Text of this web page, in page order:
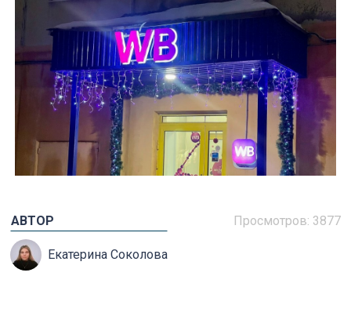
Просмотров: 3877
АВТОР
Екатерина Соколова